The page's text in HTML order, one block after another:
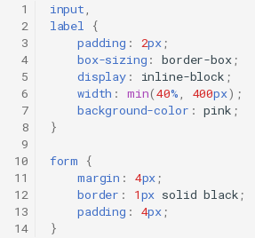
1
2
3
4
5
6
7
8
9
10
11
12
13
14
input,
label
{
padding : 2px;
box-sizing : border-box;
display: inline-block ;
width : min(40%, 400px);
background-color : pink ;
}
form
{
margin : 4px;
border : 1px solid black;
padding : 4px;
}